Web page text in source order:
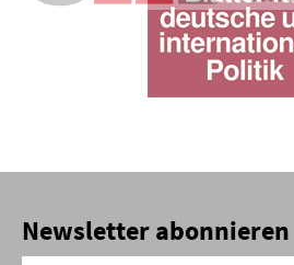
Newsletter abonnieren